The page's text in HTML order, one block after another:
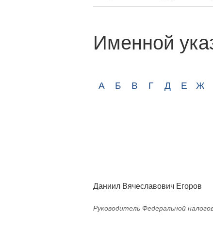
Именной
А Б В Г Д Е Ж
Даниил Вячеславович Егоров
Руководитель Федеральной